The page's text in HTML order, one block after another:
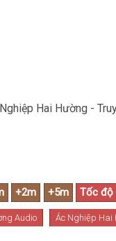
Hai Hường -
Audio Ác Nghiệp Hai